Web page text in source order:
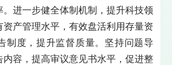
。进一步健全体制机制，提升科技领
资产管理水平，有效盘活利用存量资
制度，提升监督质量。坚持问题导
内容，提高审议意见书水平，促进整